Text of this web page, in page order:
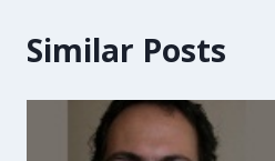
Similar Posts